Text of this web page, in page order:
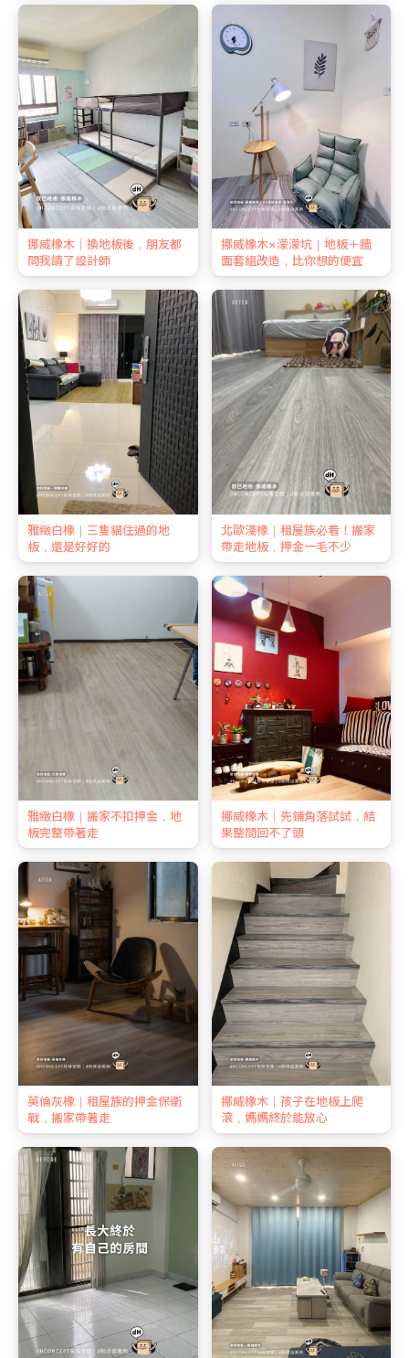
挪威橡木｜換地板後，朋友都
問我請了設計師
挪威橡木×濛濛坑｜地板＋牆
面套組改造，比你想的便宜
雅緻白橡｜三隻貓住過的地
板，還是好好的
北歐淺橡｜租屋族必看！搬家
帶走地板，押金一毛不少
雅緻白橡｜搬家不扣押金，地
板完整帶著走
挪威橡木｜先鋪角落試試，結
果整間回不了頭
英倫灰橡｜租屋族的押金保衛
戰，搬家帶著走
挪威橡木｜孩子在地板上爬
滾，媽媽終於能放心